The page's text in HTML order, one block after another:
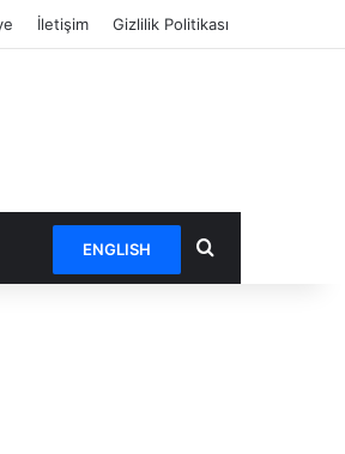
İletişim Gizlilik Politikası
ENGLISH Arama yap ...